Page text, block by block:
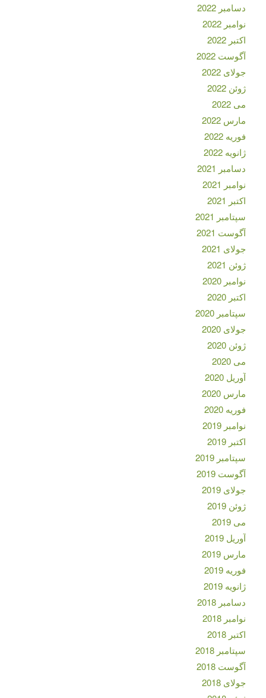
دسامبر 2022
نوامبر 2022
اکتبر 2022
آگوست 2022
جولای 2022
ژوئن 2022
می 2022
مارس 2022
فوریه 2022
ژانویه 2022
دسامبر 2021
نوامبر 2021
اکتبر 2021
سپتامبر 2021
آگوست 2021
جولای 2021
ژوئن 2021
نوامبر 2020
اکتبر 2020
سپتامبر 2020
جولای 2020
ژوئن 2020
می 2020
آوریل 2020
مارس 2020
فوریه 2020
نوامبر 2019
اکتبر 2019
سپتامبر 2019
آگوست 2019
جولای 2019
ژوئن 2019
می 2019
آوریل 2019
مارس 2019
فوریه 2019
ژانویه 2019
دسامبر 2018
نوامبر 2018
اکتبر 2018
سپتامبر 2018
آگوست 2018
جولای 2018